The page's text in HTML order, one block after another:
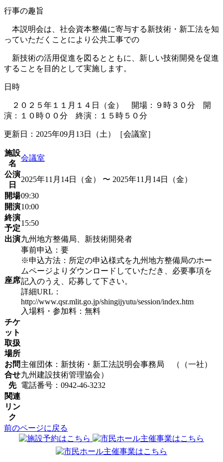
行事の趣旨
本説明会は、社会資本整備に寄与する新技術・新工法を知
っていただくことにより公共工事での
新技術の活用促進を図るとともに、新しい技術開発を促進
することを目的として実施します。
日時
２０２５年１１月１４日（金） 開場：９時３０分 開
演：１０時００分 終演：１５時５０分
更新日：2025年09月13日（土）［会議室］
施設
名
会議室
公演
日
2025年11月14日（金） 〜 2025年11月14日（金）
開場09:30
開演10:00
終演
予定
15:50
出演九州地方整備局、新技術開発者
座席
事前申込：要
※申込方法：所定の申込様式を九州地方整備局のホー
ムページよりダウンロードしていただき、必要事項を
記入のうえ、応募して下さい。
詳細URL：
http://www.qsr.mlit.go.jp/shingijyutu/session/index.htm
入場料・参加料：無料
チケ
ット
取扱
場所
お問
合せ
先
主催団体：新技術・新工法説明会事務局 （（一社）
九州建設技術管理協会）
電話番号：0942-46-3232
関連
リン
ク
前のページに戻る